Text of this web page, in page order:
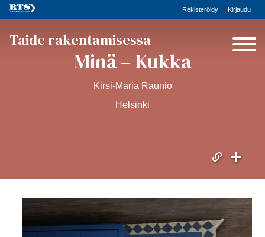
Rekisteröidy Kirjaudu
Taide rakentamisessa
Minä – Kukka
Kirsi-Maria Raunio
Helsinki